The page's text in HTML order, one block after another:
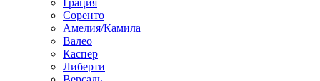
Грация
Соренто
Амелия/Камила
Валео
Каспер
Либерти